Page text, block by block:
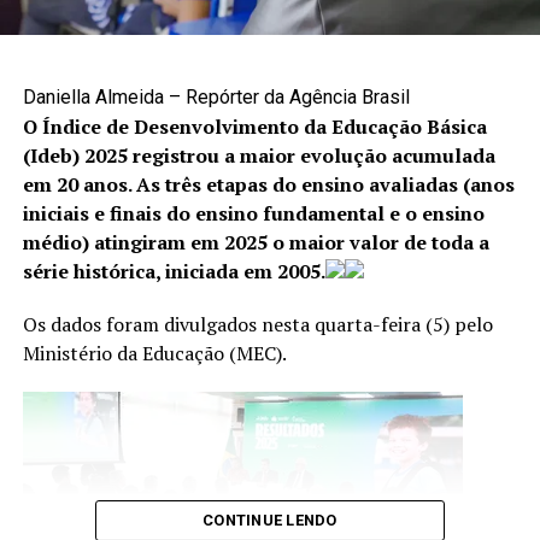
das agtechs no futuro do agronegócio, setor de
crescente importância na agenda mundial.
TÓPICOS RELACIONADOS:
Dia de Doar mobiliza mais de 28 milhões de pessoas,
com ações comunitárias em 72 cidades e abrangência
em todas as regiões do país
Projeto Futuro Campeão treina jovens atletas do DF para
A denúncia é uma das principais formas de interromper
canais disponíveis são:
Cisdeca – Disque 125: atendimento gratuito, de
segunda a sexta-feira, das 8h às 18h, com
atendimento 24 horas aos finais de semana e
feriados;
Disque 100: atendimento gratuito, 24 horas por dia,
Centro Integrado 18 de Maio: (61) 2244-1512 e
Daniella Almeida – Repórter da Agência Brasil
O Índice de Desenvolvimento da Educação Básica
(Ideb) 2025 registrou a maior evolução acumulada
em 20 anos. As três etapas do ensino avaliadas (anos
iniciais e finais do ensino fundamental e o ensino
médio) atingiram em 2025 o maior valor de toda a
série histórica, iniciada em 2005.
Os dados foram divulgados nesta quarta-feira (5) pelo
Ministério da Educação (MEC).
CONTINUE LENDO